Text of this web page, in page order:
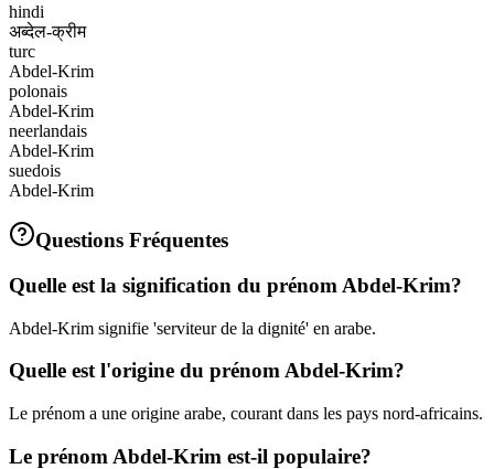
hindi
अब्देल-क्रीम
turc
Abdel-Krim
polonais
Abdel-Krim
neerlandais
Abdel-Krim
suedois
Abdel-Krim
Questions Fréquentes
Quelle est la signification du prénom Abdel-Krim?
Abdel-Krim signifie 'serviteur de la dignité' en arabe.
Quelle est l'origine du prénom Abdel-Krim?
Le prénom a une origine arabe, courant dans les pays nord-africains.
Le prénom Abdel-Krim est-il populaire?